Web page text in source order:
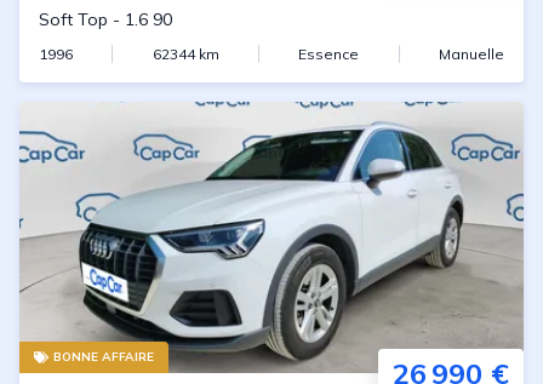
Soft Top - 1.6 90
1996 62344km Essence Manuelle
BONNE AFFAIRE 26 990 €